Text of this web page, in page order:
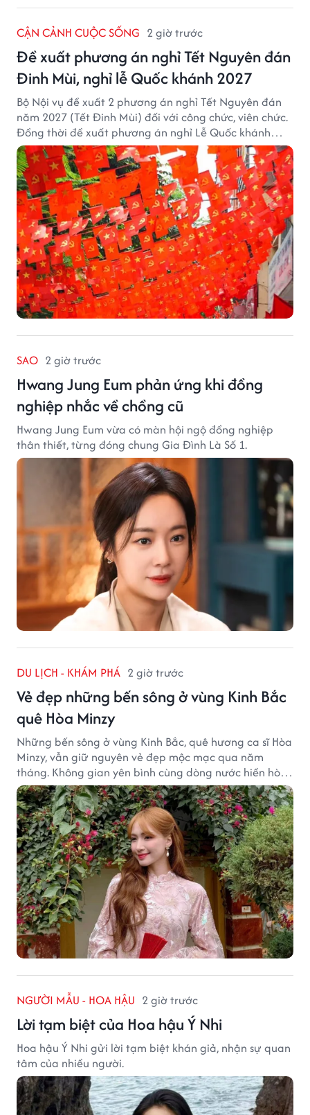
CẬN CẢNH CUỘC SỐNG 2 giờ trước
Đề xuất phương án nghỉ Tết Nguyên đán
Đinh Mùi, nghỉ lễ Quốc khánh 2027
Bộ Nội vụ đề xuất 2 phương án nghỉ Tết Nguyên đán
năm 2027 (Tết Đinh Mùi) đối với công chức, viên chức.
Đồng thời đề xuất phương án nghỉ Lễ Quốc khánh
năm 2027 với 4 ngày nghỉ liên tục.
SAO 2 giờ trước
Hwang Jung Eum phản ứng khi đồng
nghiệp nhắc về chồng cũ
Hwang Jung Eum vừa có màn hội ngộ đồng nghiệp
thân thiết, từng đóng chung Gia Đình Là Số 1.
DU LỊCH - KHÁM PHÁ 2 giờ trước
Vẻ đẹp những bến sông ở vùng Kinh Bắc
quê Hòa Minzy
Những bến sông ở vùng Kinh Bắc, quê hương ca sĩ Hòa
Minzy, vẫn giữ nguyên vẻ đẹp mộc mạc qua năm
tháng. Không gian yên bình cùng dòng nước hiền hòa
tạo nên một góc Bắc Ninh rất đáng để khám phá.
NGƯỜI MẪU - HOA HẬU 2 giờ trước
Lời tạm biệt của Hoa hậu Ý Nhi
Hoa hậu Ý Nhi gửi lời tạm biệt khán giả, nhận sự quan
tâm của nhiều người.